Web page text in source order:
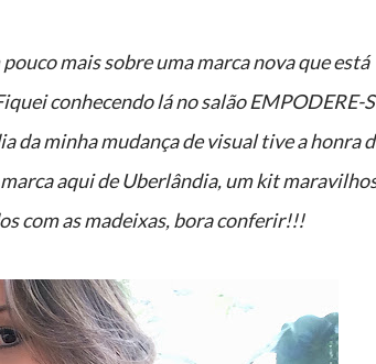
conhecendo lá no salão EMPODERE-
da minha mudança de visual tive a honra
aqui de Uberlândia, um kit
com as madeixas, bora conferir!!!